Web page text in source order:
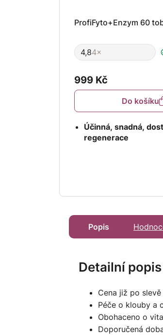
ProfiFyto+Enzym 60
Průměrné
hodnocení
je
4,8
hvězdiček.
4,84×
999 Kč
Do košíku
Účinná, snadná,
regenerace
Popis
Detailní
Cena již po
Péče o klouby a
Obohaceno o
Doporučená